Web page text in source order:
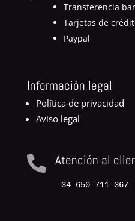
Transferencia
Tarjetas de
Paypal
Información legal
Política de privacidad
Aviso legal
 Atención al
34 650 711 367